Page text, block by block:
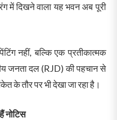
में दिखने वाला यह भवन अब पूरी
नहीं, बल्कि एक प्रतीकात्मक
जनता दल (RJD) की पहचान से
के तौर पर भी देखा जा रहा है।
नोटिस